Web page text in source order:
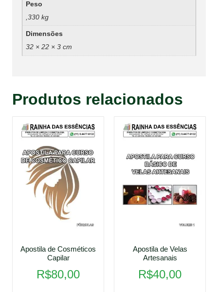
Peso
,330 kg
Dimensões
32 × 22 × 3 cm
Produtos relacionados
Apostila de Cosméticos
Capilar
R$80,00
Apostila de Velas
Artesanais
R$40,00